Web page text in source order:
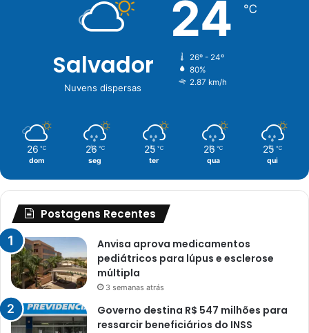
Salvador
Nuvens dispersas
24 ℃
26º - 24º
80%
2.87 km/h
26 ℃
dom
26 ℃
seg
25 ℃
ter
26 ℃
qua
25 ℃
qui
Postagens Recentes
Anvisa aprova medicamentos
pediátricos para lúpus e esclerose
múltipla
3 semanas atrás
Governo destina R$ 547 milhões para
ressarcir beneficiários do INSS